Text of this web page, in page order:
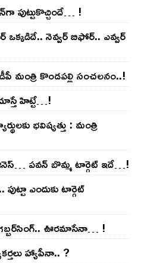
పుట్టుకొచ్చిందే… !
ఒక్క‌డిదే.. నెవ్వ‌ర్ బిఫోర్‌.. ఎవ్వ‌ర్
మంత్రి కొండ‌ప‌ల్లి సంచ‌ల‌నం..!
హిట్టే…!
భ‌విష్య‌త్తు : మంత్రి
ప‌వ‌న్ బొమ్మ టార్గెట్ ఇదే…!
ఎందుకు టార్గెట్
ఊర‌మాసేనా… !
హ్యాపీనా.. ?